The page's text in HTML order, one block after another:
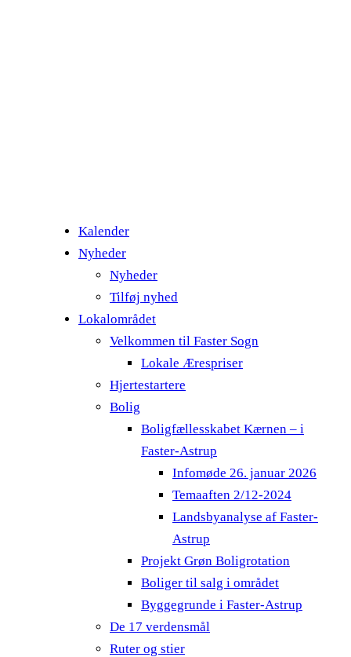
Kalender
Nyheder
Nyheder
Tilføj nyhed
Lokalområdet
Velkommen til Faster Sogn
Lokale Ærespriser
Hjertestartere
Bolig
Boligfællesskabet Kærnen – i
Faster-Astrup
Infomøde 26. januar 2026
Temaaften 2/12-2024
Landsbyanalyse af Faster-
Astrup
Projekt Grøn Boligrotation
Boliger til salg i området
Byggegrunde i Faster-Astrup
De 17 verdensmål
Ruter og stier